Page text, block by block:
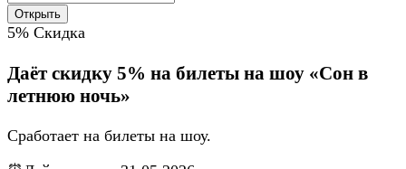
Открыть
5% Скидка
Даёт скидку 5% на билеты на шоу «Сон в
летнюю ночь»
Сработает на билеты на шоу.